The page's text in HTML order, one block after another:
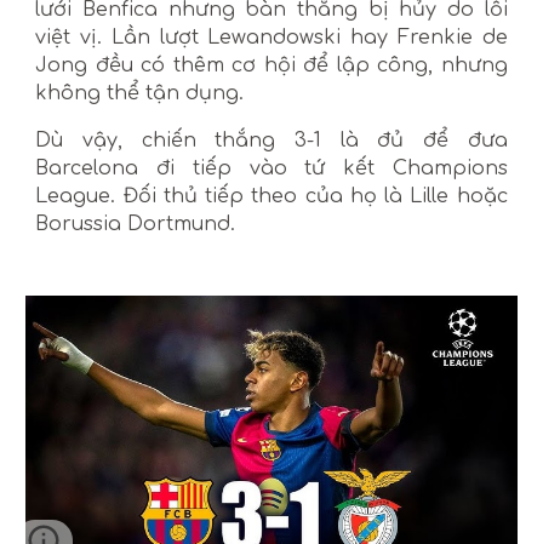
lưới Benfica nhưng bàn thắng bị hủy do lỗi
việt vị. Lần lượt Lewandowski hay Frenkie de
Jong đều có thêm cơ hội để lập công, nhưng
không thể tận dụng.
Dù vậy, chiến thắng 3-1 là đủ để đưa
Barcelona đi tiếp vào tứ kết Champions
League. Đối thủ tiếp theo của họ là Lille hoặc
Borussia Dortmund.